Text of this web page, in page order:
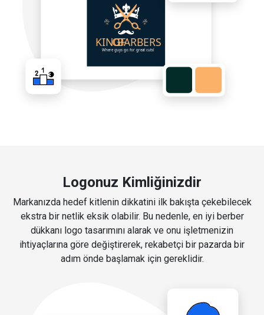
Logonuz Kimliğinizdir
Markanızda hedef kitlenin dikkatini ilk bakışta çekebilecek
ekstra bir netlik eksik olabilir. Bu nedenle, en iyi berber
dükkanı logo tasarımını alarak ve onu işletmenizin
ihtiyaçlarına göre değiştirerek, rekabetçi bir pazarda bir
adım önde başlamak için gereklidir.